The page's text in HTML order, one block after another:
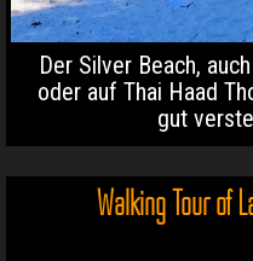
Der Silver Beach,
oder auf Thai Haad
gut
Walking Tour of